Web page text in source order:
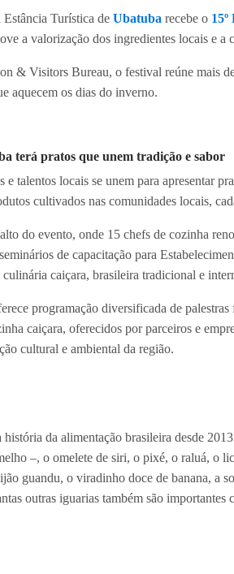
Estância Turística de Ubatuba recebe o
a valorização dos ingredientes locais e a
& Visitors Bureau, o festival reúne mais
aquecem os dias do inverno.
terá pratos que unem tradição e sabor
talentos locais se unem para apresentar
cultivados nas comunidades locais,
do evento, onde 15 chefs de cozinha
de capacitação para
caiçara, brasileira tradicional e
programação diversificada de
caiçara, oferecidos por parceiros e
cultural e ambiental da região.
da alimentação brasileira desde
–, o omelete de siri, o pixé, o raluá, o
guandu, o viradinho doce de banana, a
outras iguarias também são importantes